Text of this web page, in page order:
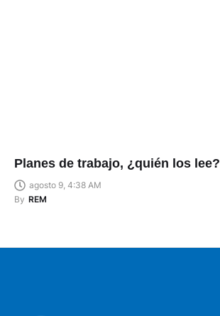
Planes de trabajo, ¿quién los lee?
agosto 9, 4:38 AM
By REM